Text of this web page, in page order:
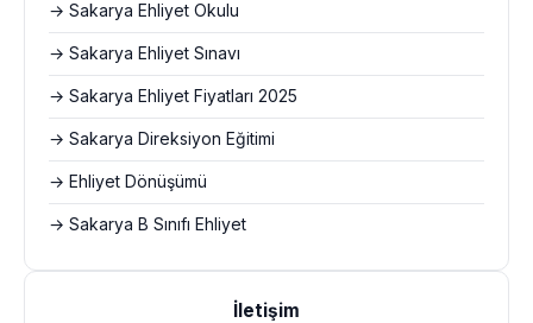
→ Sakarya Ehliyet Okulu
→ Sakarya Ehliyet Sınavı
→ Sakarya Ehliyet Fiyatları 2025
→ Sakarya Direksiyon Eğitimi
→ Ehliyet Dönüşümü
→ Sakarya B Sınıfı Ehliyet
İletişim